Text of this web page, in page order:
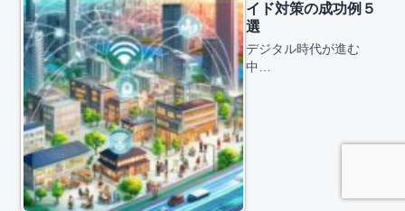
イド対策の成功例５
選
デジタル時代が進む
中…